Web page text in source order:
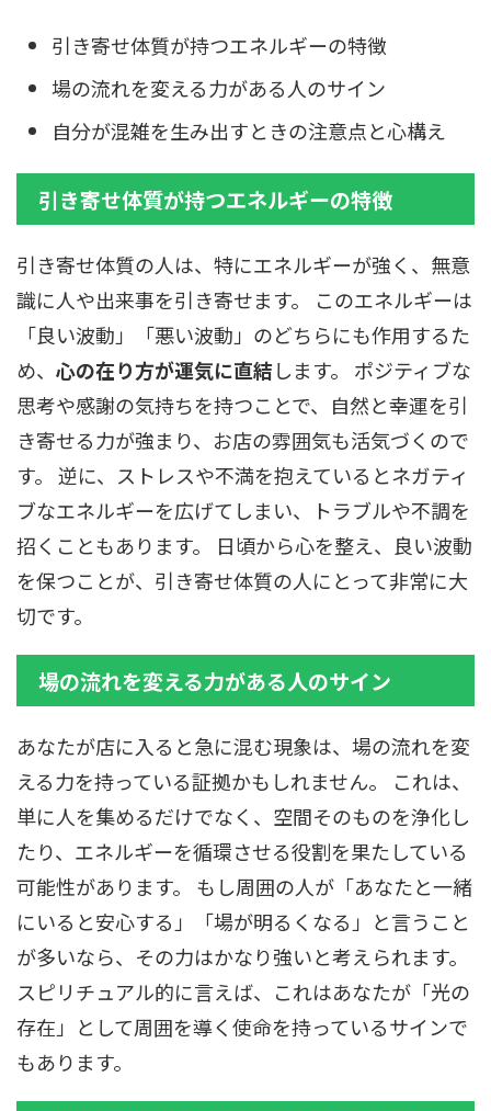
引き寄せ体質が持つエネルギーの特徴
場の流れを変える力がある人のサイン
自分が混雑を生み出すときの注意点と心構え
引き寄せ体質が持つエネルギーの特徴
引き寄せ体質の人は、特にエネルギーが強く、無意
識に人や出来事を引き寄せます。 このエネルギーは
「良い波動」「悪い波動」のどちらにも作用するた
め、 心の在り方が運気に直結します。 ポジティブな
思考や感謝の気持ちを持つことで、自然と幸運を引
き寄せる力が強まり、お店の雰囲気も活気づくので
す。 逆に、ストレスや不満を抱えているとネガティ
ブなエネルギーを広げてしまい、トラブルや不調を
招くこともあります。 日頃から心を整え、良い波動
を保つことが、引き寄せ体質の人にとって非常に大
切です。
場の流れを変える力がある人のサイン
あなたが店に入ると急に混む現象は、場の流れを変
える力を持っている証拠かもしれません。 これは、
単に人を集めるだけでなく、空間そのものを浄化し
たり、エネルギーを循環させる役割を果たしている
可能性があります。 もし周囲の人が「あなたと一緒
にいると安心する」「場が明るくなる」と言うこと
が多いなら、その力はかなり強いと考えられます。
スピリチュアル的に言えば、これはあなたが「光の
存在」として周囲を導く使命を持っているサインで
もあります。